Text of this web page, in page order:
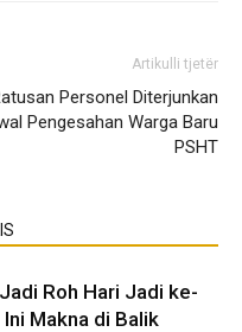
Artikulli tjetër
Personel Diterjunkan
Pengesahan Warga Baru
PSHT
Roh Hari Jadi ke-
Makna di Balik